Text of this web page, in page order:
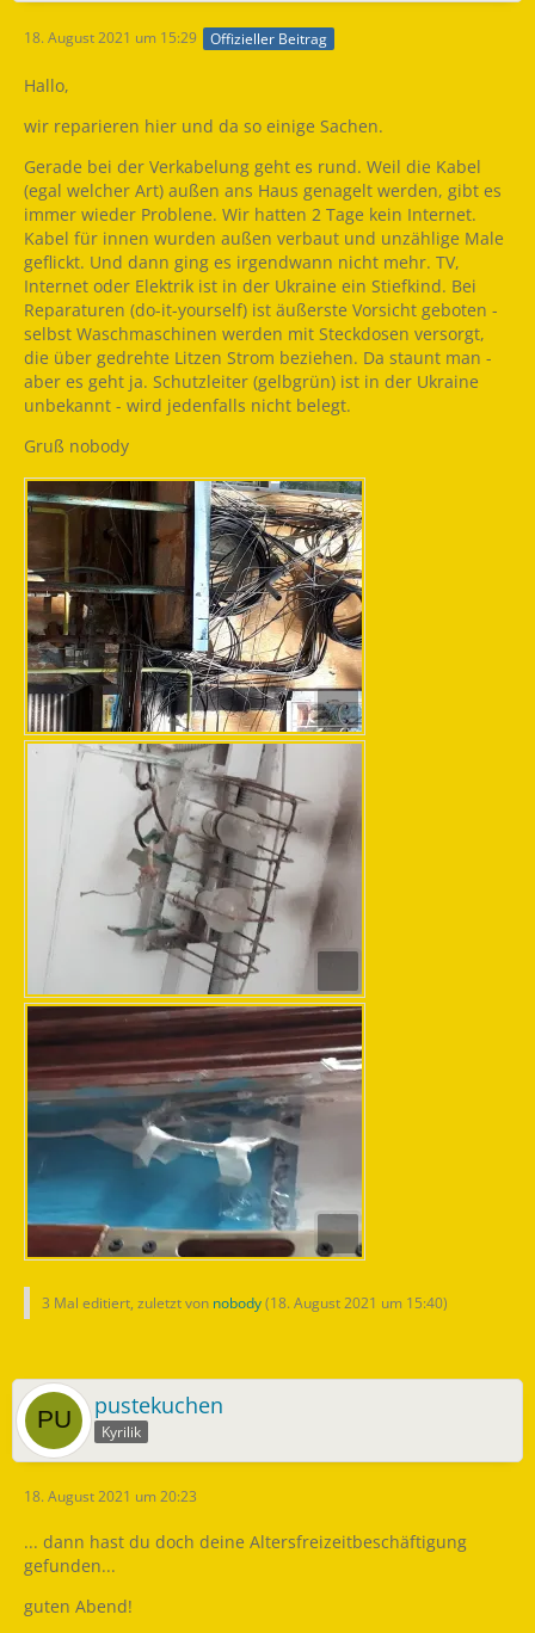
18. August 2021 um 15:29 Offizieller Beitrag
Hallo,
wir reparieren hier und da so einige Sachen.
Gerade bei der Verkabelung geht es rund. Weil die Kabel
(egal welcher Art) außen ans Haus genagelt werden, gibt es
immer wieder Problene. Wir hatten 2 Tage kein Internet.
Kabel für innen wurden außen verbaut und unzählige Male
geflickt. Und dann ging es irgendwann nicht mehr. TV,
Internet oder Elektrik ist in der Ukraine ein Stiefkind. Bei
Reparaturen (do-it-yourself) ist äußerste Vorsicht geboten -
selbst Waschmaschinen werden mit Steckdosen versorgt,
die über gedrehte Litzen Strom beziehen. Da staunt man -
aber es geht ja. Schutzleiter (gelbgrün) ist in der Ukraine
unbekannt - wird jedenfalls nicht belegt.
Gruß nobody
3 Mal editiert, zuletzt von nobody(18. August 2021 um 15:40)
pustekuchen
Kyrilik
18. August 2021 um 20:23
... dann hast du doch deine Altersfreizeitbeschäftigung
gefunden...
guten Abend!